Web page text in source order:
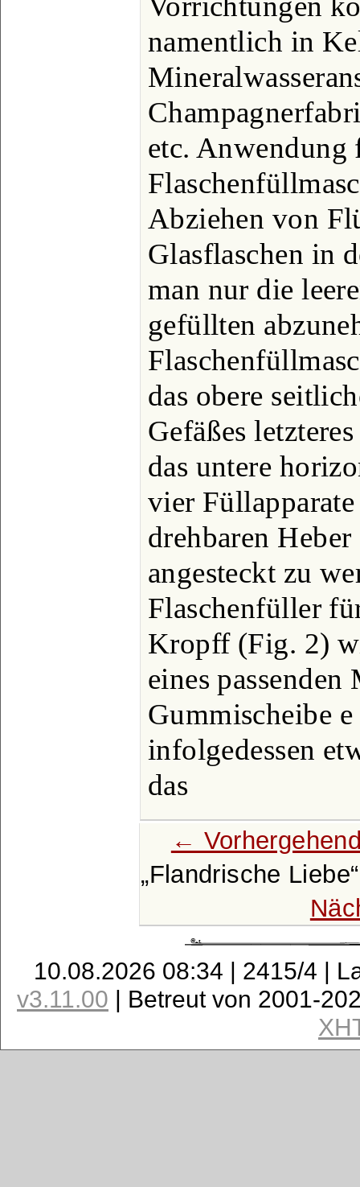
namentlich in
etc. Anwendung
Abziehen von
Glasflaschen in
man nur die
gefüllten
das obere
Gefäßes
das untere
vier
drehbaren
angesteckt zu
Flaschenfüller
Kropff (Fig. 2)
eines
Gummischeibe
infolgedessen
das
←
Flandrische Liebe
10.08.2026 08:34 | 2415/4 |
v3.11.00 | Betreut von 2001-